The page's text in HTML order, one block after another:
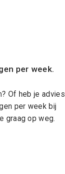
per week.
Of heb je advies
per week bij
graag op weg.